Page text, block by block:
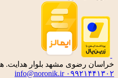
خراسان رضوی مشهد بلوار هدایت. هدایت ۳۲
۰۹۹۲۱۴۴۱۳۰۲ info@noronik.ir